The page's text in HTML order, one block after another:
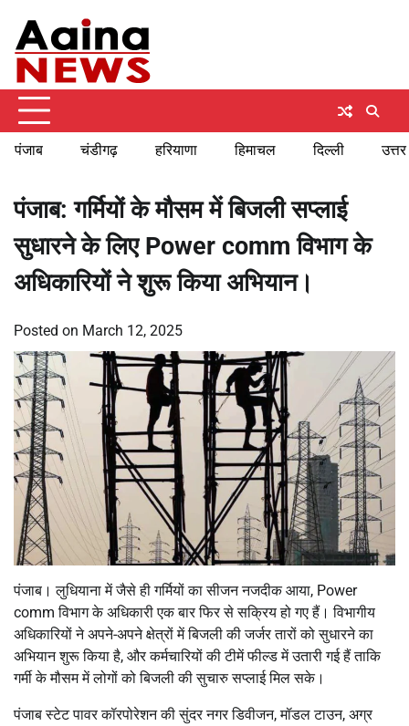
content
पंजाब चंडीगढ़ हरियाणा हिमाचल दिल्ली
पंजाब: गर्मियों के मौसम में बिजली सप्लाई
सुधारने के लिए Power comm विभाग के
अधिकारियों ने शुरू किया अभियान।
Posted on March 12, 2025
पंजाब। लुधियाना में जैसे ही गर्मियों का सीजन नजदीक आया, Power
comm विभाग के अधिकारी एक बार फिर से सक्रिय हो गए हैं। विभागीय
अधिकारियों ने अपने-अपने क्षेत्रों में बिजली की जर्जर तारों को सुधारने का
अभियान शुरू किया है, और कर्मचारियों की टीमें फील्ड में उतारी गई हैं ताकि
गर्मी के मौसम में लोगों को बिजली की सुचारु सप्लाई मिल सके।
पंजाब स्टेट पावर कॉरपोरेशन की सुंदर नगर डिवीजन, मॉडल टाउन, अग्र